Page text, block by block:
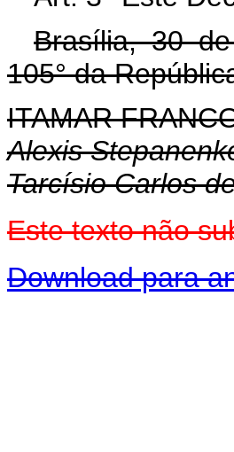
Brasília, 30
105° da
ITAMAR
Alexis
Tarcísio Carlos
Este texto não
Download para